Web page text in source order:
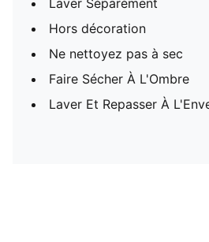
Laver Séparément
Hors décoration
Ne nettoyez pas à sec
Faire Sécher À L'Ombre
Laver Et Repasser À